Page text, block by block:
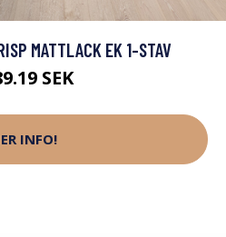
MATTLACK EK 1-STAV
SEK
INFO!